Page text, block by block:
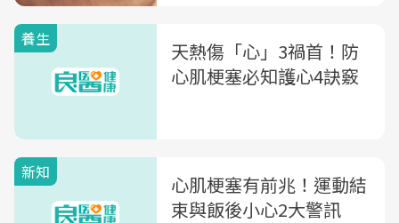
養生
天熱傷「心」3禍首！防
心肌梗塞必知護心4訣竅
新知
心肌梗塞有前兆！運動結
束與飯後小心2大警訊